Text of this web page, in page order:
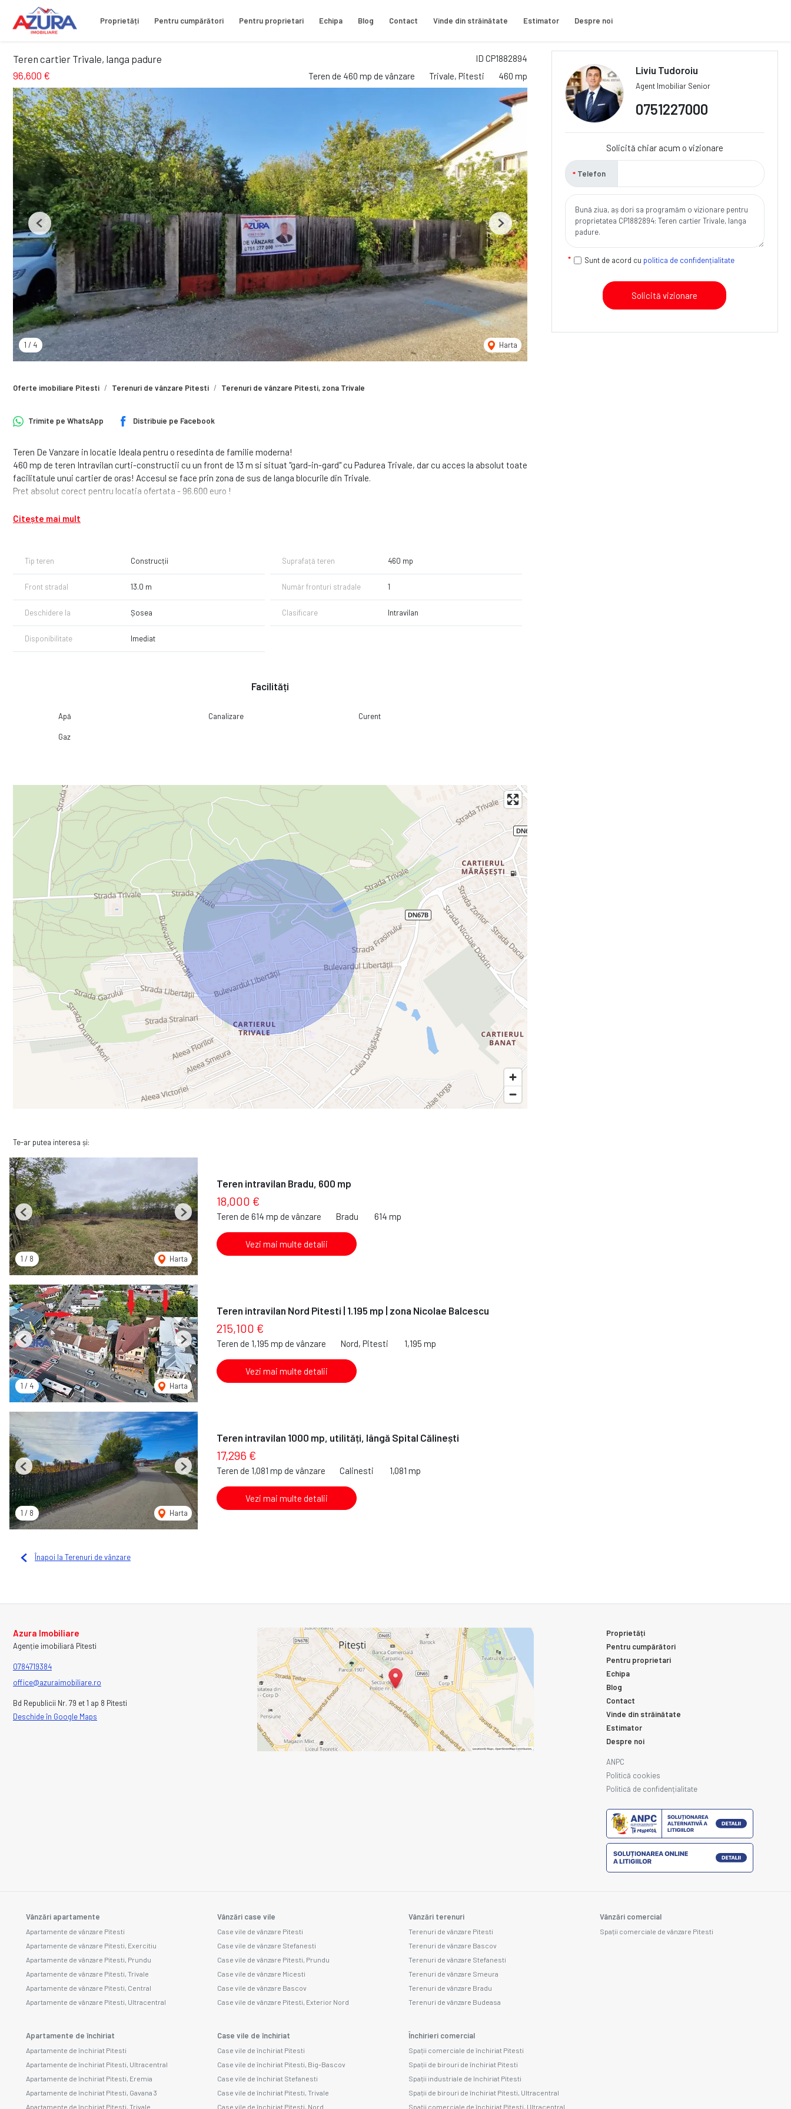
Proprietăți Pentru cumpărători Pentru proprietari Echipa Blog Contact Vinde din străinătate Estimator Despre noi
ID CP1882894
Teren cartier Trivale, langa padure
96,600 €
Teren de 460 mp de vânzare Trivale, Pitesti 460 mp
1 / 4 Harta
Previous Next
Oferte imobiliare Pitesti Terenuri de vânzare Pitesti Terenuri de vânzare Pitesti, zona Trivale
Trimite pe WhatsApp Distribuie pe Facebook
Teren De Vanzare in locatie Ideala pentru o resedinta de familie moderna!
460 mp de teren Intravilan curti-constructii cu un front de 13 m si situat "gard-in-gard" cu Padurea Trivale, dar cu acces la absolut toate
facilitatule unui cartier de oras! Accesul se face prin zona de sus de langa blocurile din Trivale.
Pret absolut corect pentru locatia ofertata - 96.600 euro !
Citește mai mult
Tip teren Construcții Suprafață teren 460 mp
Front stradal 13.0 m Număr fronturi stradale 1
Deschidere la Șosea Clasificare Intravilan
Disponibilitate Imediat
Facilități
Apă Canalizare Curent
Gaz
Liviu Tudoroiu
Agent Imobiliar Senior
0751227000
Solicită chiar acum o vizionare
Telefon
Sunt de acord cu politica de confidențialitate
Solicită vizionare
Te-ar putea interesa și:
1 / 8 Harta
Previous Next
Teren intravilan Bradu, 600 mp
18,000 €
Teren de 614 mp de vânzare Bradu 614 mp
Vezi mai multe detalii
1 / 4 Harta
Previous Next
Teren intravilan Nord Pitesti | 1.195 mp | zona Nicolae Balcescu
215,100 €
Teren de 1,195 mp de vânzare Nord, Pitesti 1,195 mp
Vezi mai multe detalii
1 / 8 Harta
Previous Next
Teren intravilan 1000 mp, utilități, lângă Spital Călinești
17,296 €
Teren de 1,081 mp de vânzare Calinesti 1,081 mp
Vezi mai multe detalii
Înapoi la Terenuri de vânzare
Azura Imobiliare
Agenție imobiliară Pitesti
0784719384
office@azuraimobiliare.ro
Bd Republicii Nr. 79 et 1 ap 8 Pitesti
Deschide în Google Maps
Proprietăți
Pentru cumpărători
Pentru proprietari
Echipa
Blog
Contact
Vinde din străinătate
Estimator
Despre noi
ANPC
Politică cookies
Politică de confidențialitate
Vânzări apartamente
Apartamente de vânzare Pitesti
Apartamente de vânzare Pitesti, Exercitiu
Apartamente de vânzare Pitesti, Prundu
Apartamente de vânzare Pitesti, Trivale
Apartamente de vânzare Pitesti, Central
Apartamente de vânzare Pitesti, Ultracentral
Vânzări case vile
Case vile de vânzare Pitesti
Case vile de vânzare Stefanesti
Case vile de vânzare Pitesti, Prundu
Case vile de vânzare Micesti
Case vile de vânzare Bascov
Case vile de vânzare Pitesti, Exterior Nord
Vânzări terenuri
Terenuri de vânzare Pitesti
Terenuri de vânzare Bascov
Terenuri de vânzare Stefanesti
Terenuri de vânzare Smeura
Terenuri de vânzare Bradu
Terenuri de vânzare Budeasa
Vânzări comercial
Spații comerciale de vânzare Pitesti
Apartamente de închiriat
Apartamente de închiriat Pitesti
Apartamente de închiriat Pitesti, Ultracentral
Apartamente de închiriat Pitesti, Eremia
Apartamente de închiriat Pitesti, Gavana 3
Apartamente de închiriat Pitesti, Trivale
Case vile de închiriat
Case vile de închiriat Pitesti
Case vile de închiriat Pitesti, Big-Bascov
Case vile de închiriat Stefanesti
Case vile de închiriat Pitesti, Trivale
Case vile de închiriat Pitesti, Nord
Închirieri comercial
Spații comerciale de închiriat Pitesti
Spații de birouri de închiriat Pitesti
Spații industriale de închiriat Pitesti
Spații de birouri de închiriat Pitesti, Ultracentral
Spații comerciale de închiriat Pitesti, Ultracentral